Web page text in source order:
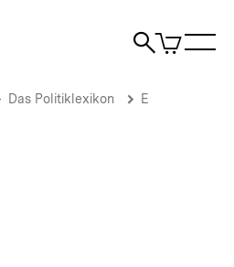
Suche
Artikel
im
Das Politiklexikon E